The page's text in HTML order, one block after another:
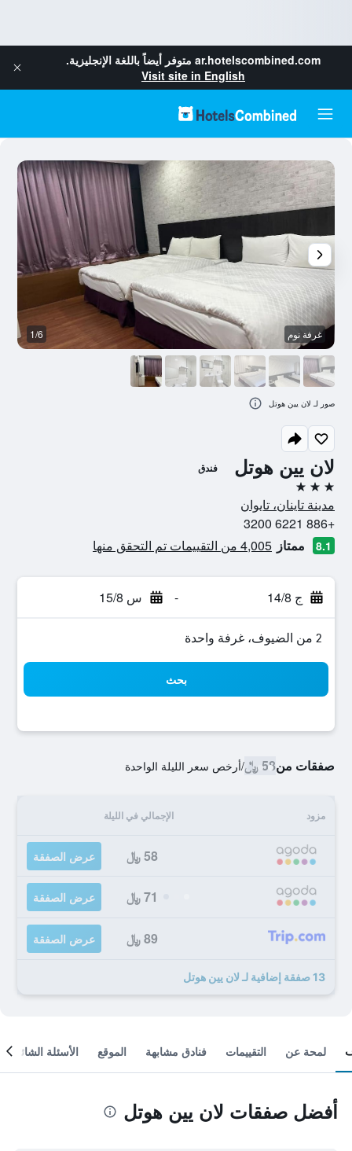
ar.hotelscombined.com متوفر أيضاً باللغة الإنجليزية.
Visit site in English
لان يين هوتل فندق
3 نجوم
مدينة تاينان، تايوان
+886 6221 3200
8.1 ممتاز 4,005 من التقييمات تم التحقق منها
ج 14/8 - س 15/8
2 من الضيوف، غرفة واحدة
بحث
صفقات من58 ﷼ /أرخص سعر الليلة الواحدة
مزود الإجمالي في الليلة
58 ﷼ عرض الصفقة
71 ﷼ عرض الصفقة
89 ﷼ عرض الصفقة
13 صفقة إضافية لـ لان يين هوتل
غرفة نوم 1/6
صور لـ لان يين هوتل
لمحة عن التقييمات فنادق مشابهة الموقع الأسئلة الشائعة
أفضل صفقات لان يين هوتل